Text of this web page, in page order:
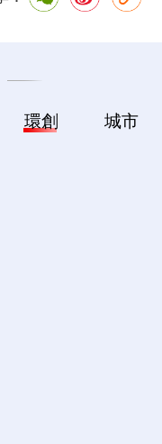
環創 城市